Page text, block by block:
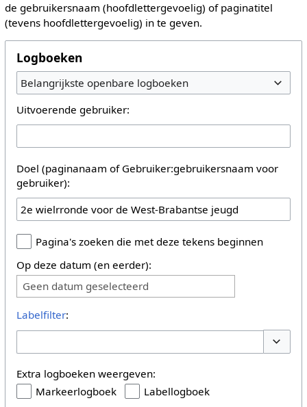
de gebruikersnaam (hoofdlettergevoelig) of paginatitel
(tevens hoofdlettergevoelig) in te geven.
Logboeken
Belangrijkste openbare logboeken
Uitvoerende gebruiker:
Doel (paginanaam of Gebruiker:gebruikersnaam voor
gebruiker):
Pagina's zoeken die met deze tekens beginnen
Op deze datum (en eerder):
Geen datum geselecteerd
Labelfilter:
Extra logboeken weergeven:
Markeerlogboek
Labellogboek